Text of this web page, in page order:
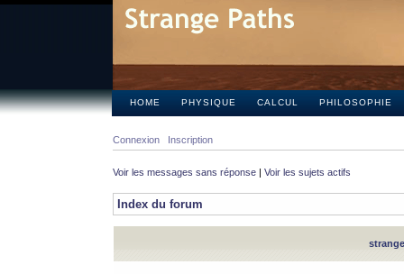
HOME PHYSIQUE CALCUL PHILOSOPHIE
Connexion Inscription
Voir les messages sans réponse | Voir les sujets actifs
Index du forum